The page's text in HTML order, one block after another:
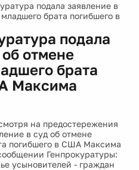
подала заявление в
брата погибшего в
подала
отмене
брата
Максима
на предостережения
в суд об отмене
погибшего в США Максима
Генпрокуратуры:
усыновителей - граждан